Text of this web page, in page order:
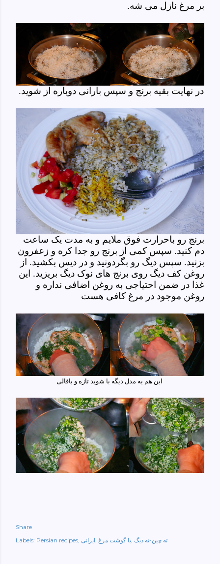
بر مرغ نازل می شه.
در نهایت بقیه برنج و سپس بارانی دوباره از شوید.
برنج رو باحرارت فوق ملایم و به مدت یک ساعت
دم کنید. سپس کمی از برنج رو جدا کره و زعفرون
بزنید. سپس دیگ رو بگردونید و در دیس بکشید. از
روغن کف دیگ روی برنج های نوک دیگ بریزید. این
غذا در ضمن احتیاجی به روغن اضافی نداره و
روغن موجود در مرغ کافی هست
Share
Labels: Persian recipes ایرانی با گوشت مرغ ته چین-ته دیگ